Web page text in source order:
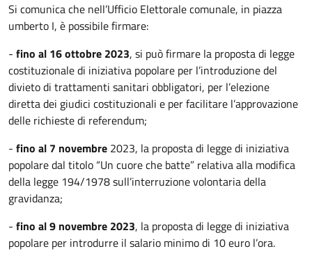
Si comunica che nell’Ufficio Elettorale comunale, in piazza
umberto I, è possibile firmare:
- fino al 16 ottobre 2023, si può firmare la proposta di legge
costituzionale di iniziativa popolare per l’introduzione del
divieto di trattamenti sanitari obbligatori, per l’elezione
diretta dei giudici costituzionali e per facilitare l’approvazione
delle richieste di referendum;
- fino al 7 novembre 2023, la proposta di legge di iniziativa
popolare dal titolo “Un cuore che batte” relativa alla modifica
della legge 194/1978 sull’interruzione volontaria della
gravidanza;
- fino al 9 novembre 2023, la proposta di legge di iniziativa
popolare per introdurre il salario minimo di 10 euro l’ora.